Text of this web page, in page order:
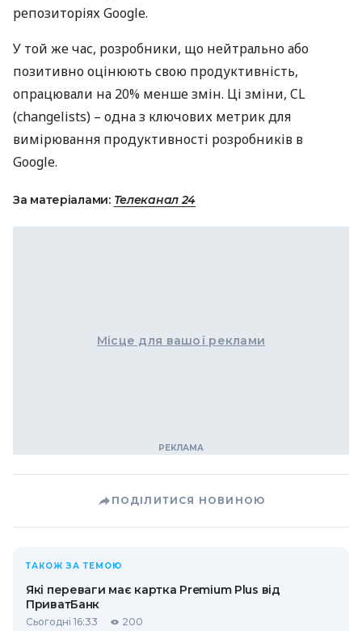
репозиторіях Google.
У той же час, розробники, що нейтрально або
позитивно оцінюють свою продуктивність,
опрацювали на 20% менше змін. Ці зміни, CL
(changelists) – одна з ключових метрик для
вимірювання продуктивності розробників в
Google.
За матеріалами: Телеканал 24
Місце для вашої реклами
ПОДІЛИТИСЯ НОВИНОЮ
ТАКОЖ ЗА ТЕМОЮ
Які переваги має картка Premium Plus від
ПриватБанк
Сьогодні 16:33 200